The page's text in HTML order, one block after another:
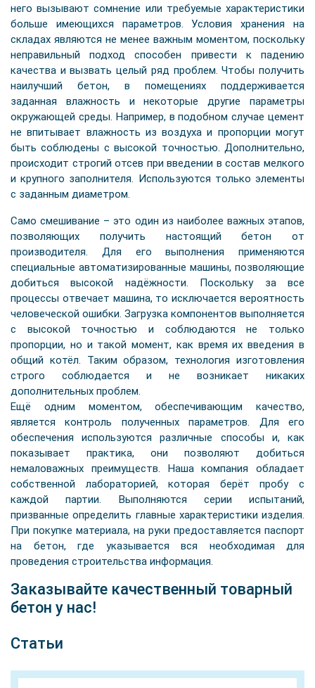
Статьи
него вызывают сомнение или требуемые характеристики
больше имеющихся параметров. Условия хранения на
складах являются не менее важным моментом, поскольку
неправильный подход способен привести к падению
качества и вызвать целый ряд проблем. Чтобы получить
наилучший бетон, в помещениях поддерживается
заданная влажность и некоторые другие параметры
окружающей среды. Например, в подобном случае цемент
не впитывает влажность из воздуха и пропорции могут
быть соблюдены с высокой точностью. Дополнительно,
происходит строгий отсев при введении в состав мелкого
и крупного заполнителя. Используются только элементы
с заданным диаметром.
Само смешивание – это один из наиболее важных этапов,
позволяющих получить настоящий бетон от
производителя. Для его выполнения применяются
специальные автоматизированные машины, позволяющие
добиться высокой надёжности. Поскольку за все
процессы отвечает машина, то исключается вероятность
человеческой ошибки. Загрузка компонентов выполняется
с высокой точностью и соблюдаются не только
пропорции, но и такой момент, как время их введения в
общий котёл. Таким образом, технология изготовления
строго соблюдается и не возникает никаких
дополнительных проблем.
Ещё одним моментом, обеспечивающим качество,
является контроль полученных параметров. Для его
обеспечения используются различные способы и, как
показывает практика, они позволяют добиться
немаловажных преимуществ. Наша компания обладает
собственной лабораторией, которая берёт пробу с
каждой партии. Выполняются серии испытаний,
призванные определить главные характеристики изделия.
При покупке материала, на руки предоставляется паспорт
на бетон, где указывается вся необходимая для
проведения строительства информация.
Заказывайте качественный товарный
бетон у нас!